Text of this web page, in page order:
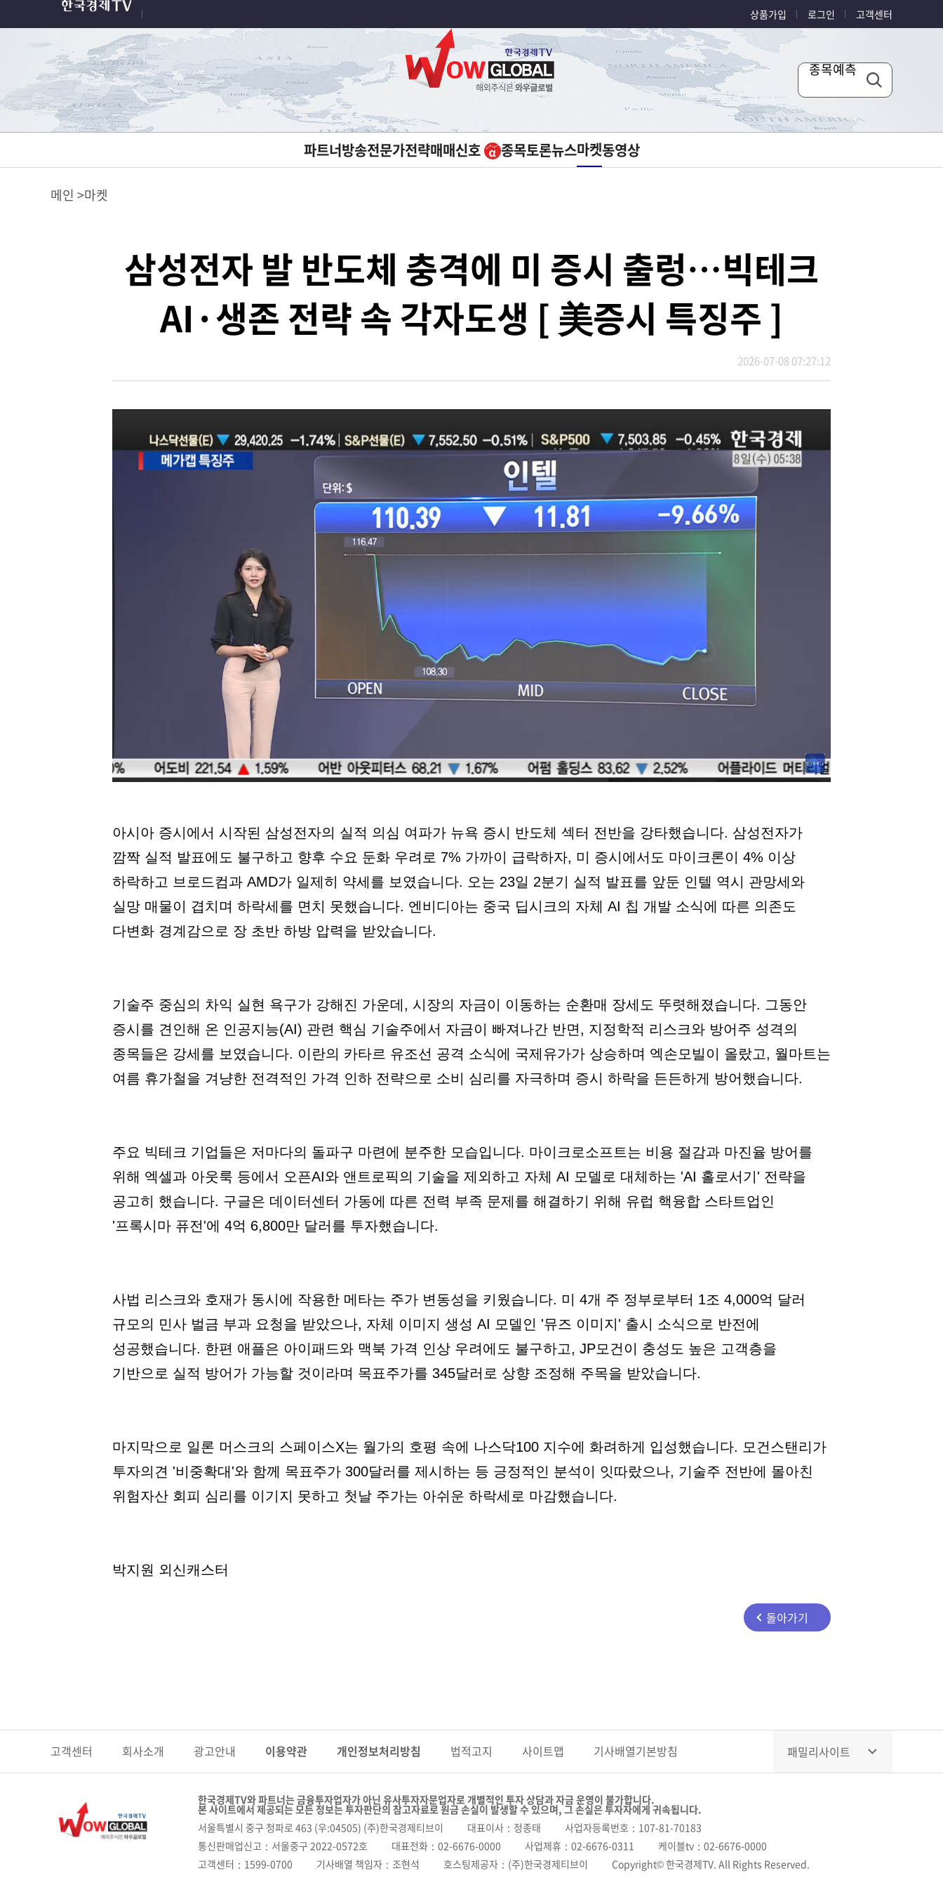
상품가입 로그인 고객센터
종목예측
파트너방송전문가전략매매신호 종목토론뉴스마켓동영상
메인 마켓
삼성전자 발 반도체 충격에 미 증시 출렁…빅테크
AI·생존 전략 속 각자도생 [ 美증시 특징주 ]
2026-07-08 07:27:12
아시아 증시에서 시작된 삼성전자의 실적 의심 여파가 뉴욕 증시 반도체 섹터 전반을 강타했습니다. 삼성전자가
깜짝 실적 발표에도 불구하고 향후 수요 둔화 우려로 7% 가까이 급락하자, 미 증시에서도 마이크론이 4% 이상
하락하고 브로드컴과 AMD가 일제히 약세를 보였습니다. 오는 23일 2분기 실적 발표를 앞둔 인텔 역시 관망세와
실망 매물이 겹치며 하락세를 면치 못했습니다. 엔비디아는 중국 딥시크의 자체 AI 칩 개발 소식에 따른 의존도
다변화 경계감으로 장 초반 하방 압력을 받았습니다.
기술주 중심의 차익 실현 욕구가 강해진 가운데, 시장의 자금이 이동하는 순환매 장세도 뚜렷해졌습니다. 그동안
증시를 견인해 온 인공지능(AI) 관련 핵심 기술주에서 자금이 빠져나간 반면, 지정학적 리스크와 방어주 성격의
종목들은 강세를 보였습니다. 이란의 카타르 유조선 공격 소식에 국제유가가 상승하며 엑손모빌이 올랐고, 월마트는
여름 휴가철을 겨냥한 전격적인 가격 인하 전략으로 소비 심리를 자극하며 증시 하락을 든든하게 방어했습니다.
주요 빅테크 기업들은 저마다의 돌파구 마련에 분주한 모습입니다. 마이크로소프트는 비용 절감과 마진율 방어를
위해 엑셀과 아웃룩 등에서 오픈AI와 앤트로픽의 기술을 제외하고 자체 AI 모델로 대체하는 'AI 홀로서기' 전략을
공고히 했습니다. 구글은 데이터센터 가동에 따른 전력 부족 문제를 해결하기 위해 유럽 핵융합 스타트업인
'프록시마 퓨전'에 4억 6,800만 달러를 투자했습니다.
사법 리스크와 호재가 동시에 작용한 메타는 주가 변동성을 키웠습니다. 미 4개 주 정부로부터 1조 4,000억 달러
규모의 민사 벌금 부과 요청을 받았으나, 자체 이미지 생성 AI 모델인 '뮤즈 이미지' 출시 소식으로 반전에
성공했습니다. 한편 애플은 아이패드와 맥북 가격 인상 우려에도 불구하고, JP모건이 충성도 높은 고객층을
기반으로 실적 방어가 가능할 것이라며 목표주가를 345달러로 상향 조정해 주목을 받았습니다.
마지막으로 일론 머스크의 스페이스X는 월가의 호평 속에 나스닥100 지수에 화려하게 입성했습니다. 모건스탠리가
투자의견 '비중확대'와 함께 목표주가 300달러를 제시하는 등 긍정적인 분석이 잇따랐으나, 기술주 전반에 몰아친
위험자산 회피 심리를 이기지 못하고 첫날 주가는 아쉬운 하락세로 마감했습니다.
박지원 외신캐스터
돌아가기
고객센터 회사소개 광고안내 이용약관 개인정보처리방침 법적고지 사이트맵 기사배열기본방침 패밀리사이트
한국경제TV와 파트너는 금융투자업자가 아닌 유사투자자문업자로 개별적인 투자 상담과 자금 운영이 불가합니다.
본 사이트에서 제공되는 모든 정보는 투자판단의 참고자료로 원금 손실이 발생할 수 있으며, 그 손실은 투자자에게 귀속됩니다.
서울특별시 중구 청파로 463 (우:04505) (주)한국경제티브이
대표이사 정종태 사업자등록번호
107-81-70183
통신판매업신고
서울중구 2022-0572호 대표전화 02-6676-0000 사업제휴 02-6676-0311 케이블tv
02-6676-0000
고객센터
1599-0700 기사배열 책임자 조현석 호스팅제공자 (주)한국경제티브이 Copyright© 한국경제TV. All Rights Reserved.